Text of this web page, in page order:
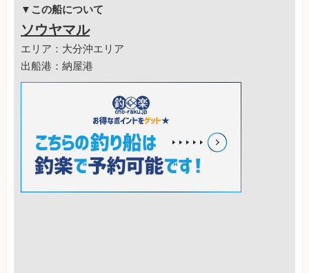
▼この船について
ソウヤマル
エリア：大分沖エリア
出船港：納屋港